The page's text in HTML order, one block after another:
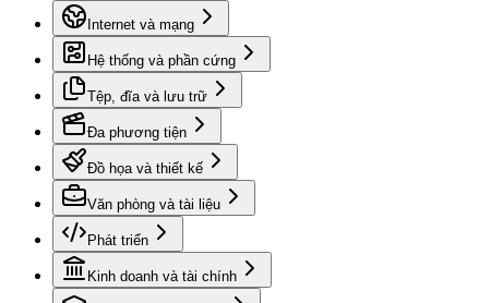
Internet và mạng
Hệ thống và phần cứng
Tệp, đĩa và lưu trữ
Đa phương tiện
Đồ họa và thiết kế
Văn phòng và tài liệu
Phát triển
Kinh doanh và tài chính